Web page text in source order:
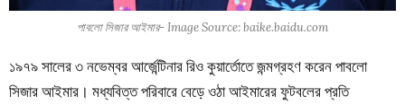
পাবলো সিজার আইমার- Image Source: baike.baidu.com
১৯৭৯ সালের ৩ নভেম্বর আর্জেন্টিনার রিও কুয়ার্তোতে জন্মগ্রহণ করেন পাবলো
সিজার আইমার। মধ্যবিত্ত পরিবারে বেড়ে ওঠা আইমারের ফুটবলের প্রতি